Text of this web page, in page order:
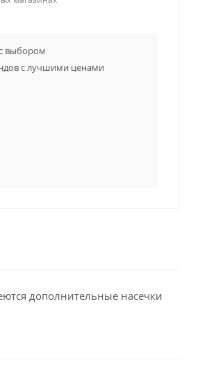
выбором
с лучшими ценами
дополнительные насечки